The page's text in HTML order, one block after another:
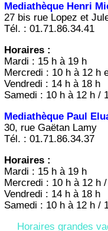
Mediathèque Henri
27 bis rue Lopez et
Tél. : 01.71.86.34.41
Horaires :
Mardi : 15 h à 19 h
Mercredi : 10 h à 12 h
Vendredi : 14 h à 18 h
Samedi : 10 h à 12 h /
Mediathèque Paul
30, rue Gaëtan Lamy
Tél. : 01.71.86.34.37
Horaires :
Mardi : 15 h à 19 h
Mercredi : 10 h à 12 h
Vendredi : 14 h à 18 h
Samedi : 10 h à 12 h /
Horaires grandes